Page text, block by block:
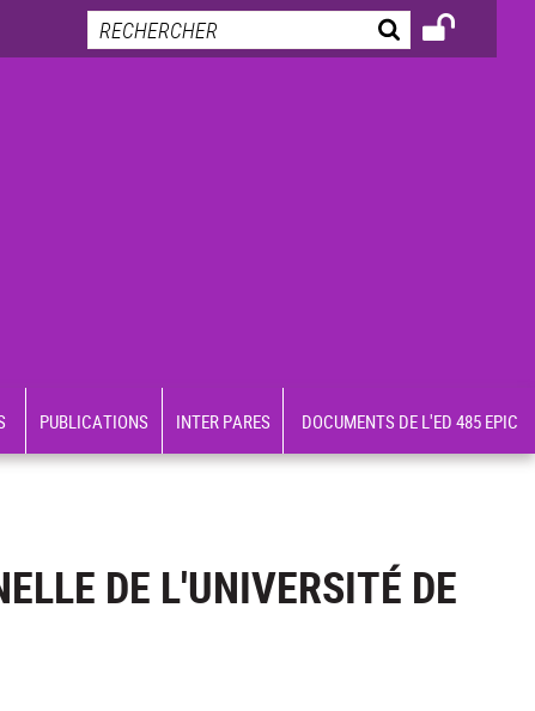
PUBLICATIONS INTER PARES DOCUMENTS DE L'ED 485 EPIC
DE L'UNIVERSITÉ DE